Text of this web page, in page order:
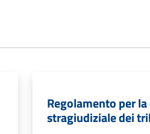
Regolamento per
stragiudiziale dei